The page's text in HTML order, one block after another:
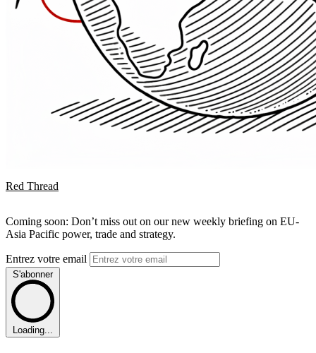
Red Thread
Coming soon: Don’t miss out on our new weekly briefing on EU-
Asia Pacific power, trade and strategy.
Entrez votre email
S'abonner
Loading...